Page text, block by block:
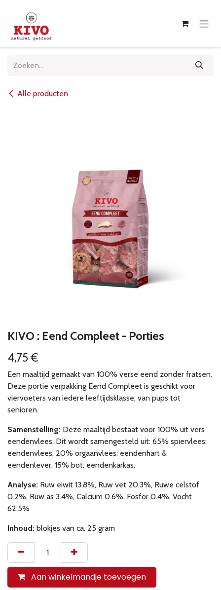
Alle producten
KIVO : Eend Compleet - Porties
4,75€
Een maaltijd gemaakt van 100% verse eend zonder fratsen.
Deze portie verpakking Eend Compleet is geschikt voor
viervoeters van iedere leeftijdsklasse, van pups tot
senioren.
Samenstelling: Deze maaltijd bestaat voor 100% uit vers
eendenvlees. Dit wordt samengesteld uit: 65% spiervlees:
eendenvlees, 20% orgaanvlees: eendenhart &
eendenlever, 15% bot: eendenkarkas.
Analyse: Ruw eiwit 13.8%, Ruw vet 20.3%, Ruwe celstof
0.2%, Ruw as 3.4%, Calcium 0.6%, Fosfor 0.4%, Vocht
62.5%
Inhoud: blokjes van ca. 25 gram
Aan winkelmandje toevoegen